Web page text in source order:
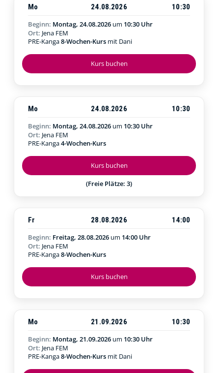
Kurs buchen
Mo 24.08.2026
10:30
Beginn: Montag, 24.08.2026 um 10:30 Uhr
Ort: Jena FEM
PRE-Kanga8-Wochen-Kurs mit Dani
Kurs buchen
(Freie Plätze: 3)
Mo 24.08.2026
10:30
Beginn: Montag, 24.08.2026 um 10:30 Uhr
Ort: Jena FEM
PRE-Kanga4-Wochen-Kurs
Kurs buchen
Fr 28.08.2026
14:00
Beginn: Freitag, 28.08.2026 um 14:00 Uhr
Ort: Jena FEM
PRE-Kanga8-Wochen-Kurs
Mo 21.09.2026
10:30
Beginn: Montag, 21.09.2026 um 10:30 Uhr
Ort: Jena FEM
PRE-Kanga8-Wochen-Kurs mit Dani